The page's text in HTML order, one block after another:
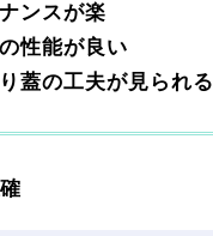
ンスが楽
性能が良い
蓋の工夫が見られる